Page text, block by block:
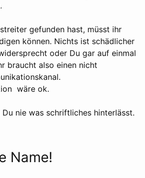
gefunden hast, müsst ihr
können. Nichts ist schädlicher
oder Du gar auf einmal
braucht also einen nicht
wäre ok.
nie was schriftliches hinterlässt.
Name!